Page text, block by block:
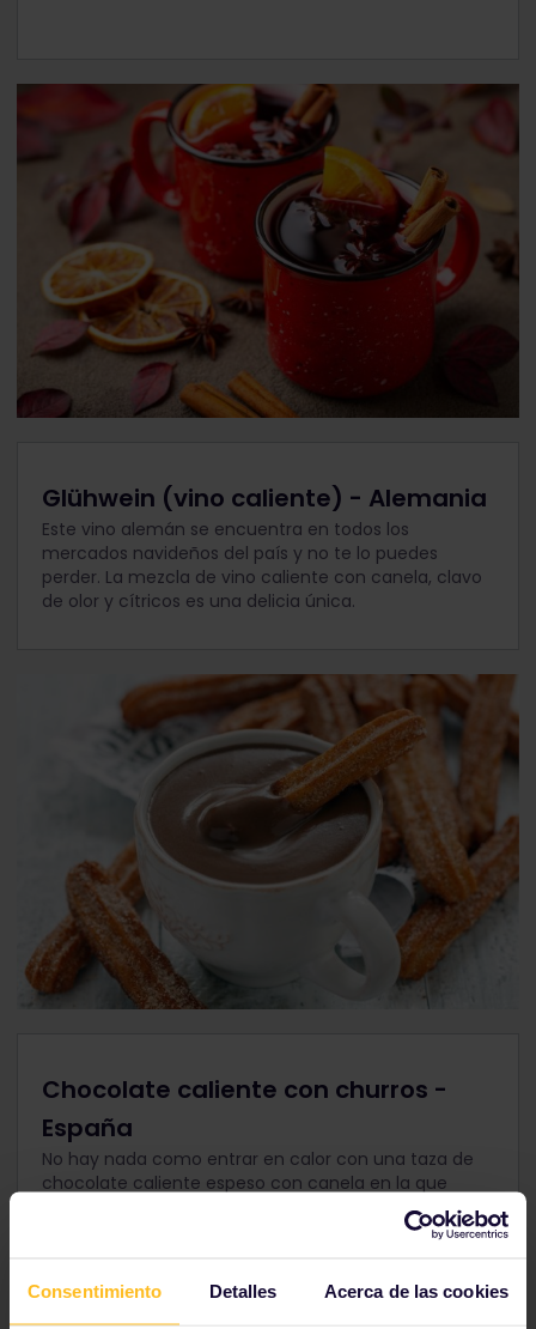
Consentimiento Detalles Acerca de las cookies
Glühwein (vino caliente) - Alemania
Este vino alemán se encuentra en todos los
mercados navideños del país y no te lo puedes
perder. La mezcla de vino caliente con canela, clavo
de olor y cítricos es una delicia única.
Chocolate caliente con churros -
España
No hay nada como entrar en calor con una taza de
chocolate caliente espeso con canela en la que
pasteles dulces y crujientes.
Este es un desayuno típico de los locales. ¡Es una